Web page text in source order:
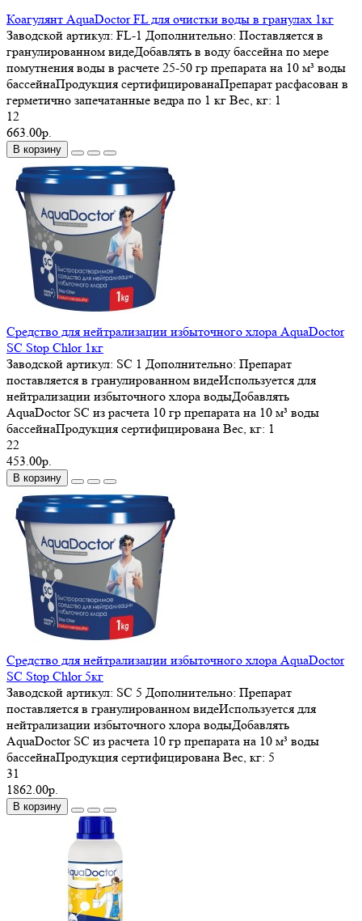
Коагулянт AquaDoctor FL для очистки воды в гранулах 1кг
Заводской артикул: FL-1 Дополнительно: Поставляется в
гранулированном видеДобавлять в воду бассейна по мере
помутнения воды в расчете 25-50 гр препарата на 10 м³ воды
бассейнаПродукция сертифицированаПрепарат расфасован в
герметично запечатанные ведра по 1 кг Вес, кг: 1
12
663.00р.
В корзину
Средство для нейтрализации избыточного хлора AquaDoctor
SC Stop Chlor 1кг
Заводской артикул: SC 1 Дополнительно: Препарат
поставляется в гранулированном видеИспользуется для
нейтрализации избыточного хлора водыДобавлять
AquaDoctor SC из расчета 10 гр препарата на 10 м³ воды
бассейнаПродукция сертифицирована Вес, кг: 1
22
453.00р.
В корзину
Средство для нейтрализации избыточного хлора AquaDoctor
SC Stop Chlor 5кг
Заводской артикул: SC 5 Дополнительно: Препарат
поставляется в гранулированном видеИспользуется для
нейтрализации избыточного хлора водыДобавлять
AquaDoctor SC из расчета 10 гр препарата на 10 м³ воды
бассейнаПродукция сертифицирована Вес, кг: 5
31
1862.00р.
В корзину